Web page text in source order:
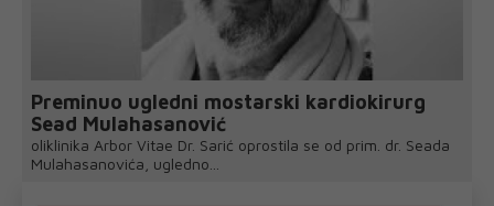
Preminuo ugledni mostarski kardiokirurg
Sead Mulahasanović
oliklinika Arbor Vitae Dr. Sarić oprostila se od prim. dr. Seada
Mulahasanovića, ugledno...